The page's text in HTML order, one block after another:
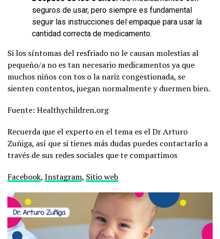
seguros de usar, pero siempre es fundamental
seguir las instrucciones del empaque para usar la
cantidad correcta de medicamento.
Si los síntomas del resfriado no le causan molestias al
pequeño/a no es tan necesario medicamentos ya que
muchos niños con tos o la nariz congestionada, se
sienten contentos, juegan normalmente y duermen bien.
Fuente: Healthychildren.org
Recuerda que el experto en el tema es el Dr Arturo
Zuñiga, así que si tienes más dudas puedes contactarlo a
través de sus redes sociales que te compartimos
Facebook, Instagram, Sitio web